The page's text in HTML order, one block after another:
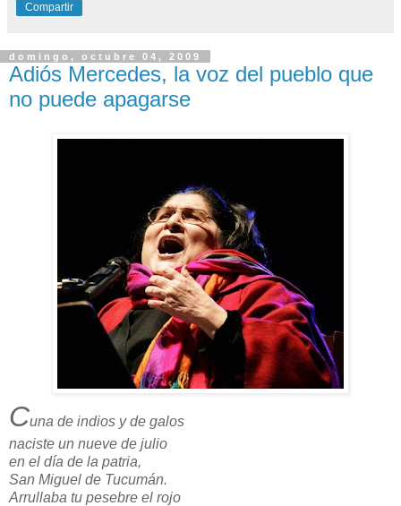
Compartir
domingo, octubre 04, 2009
Adiós Mercedes, la voz del pueblo que
no puede apagarse
Cuna de indios y de galos
naciste un nueve de julio
en el día de la patria,
San Miguel de Tucumán.
Arrullaba tu pesebre el rojo